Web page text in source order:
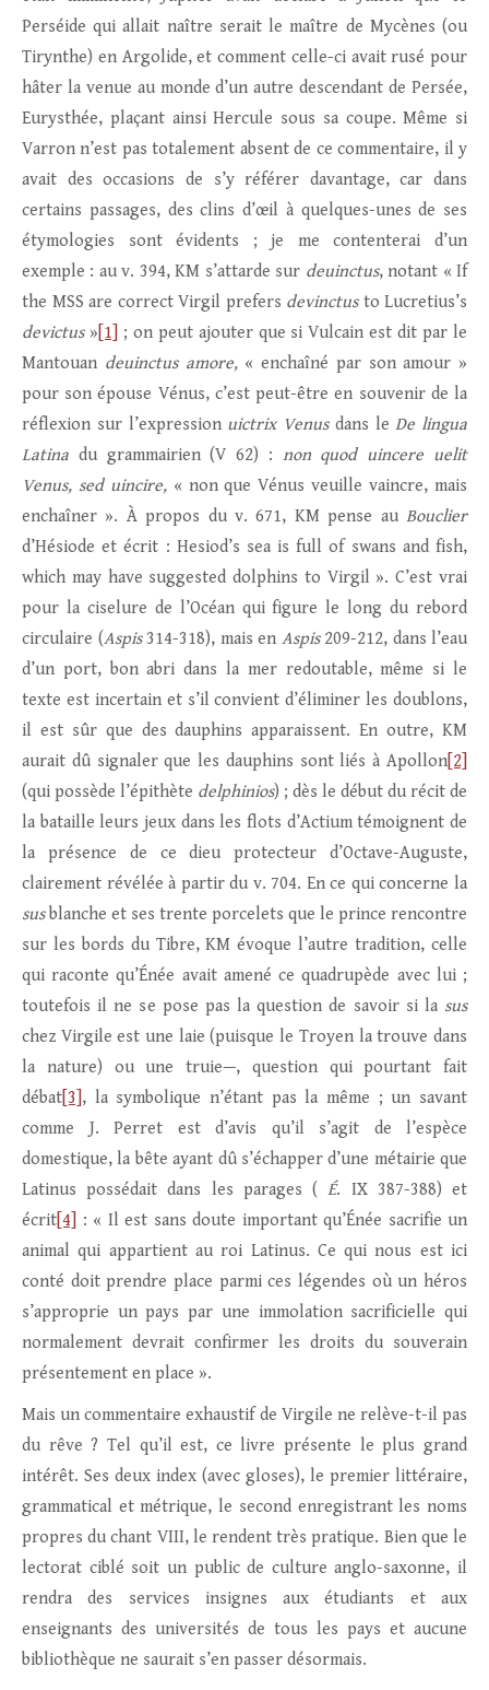
Perséide qui allait naître serait le maître de Mycènes (ou
Tirynthe) en Argolide, et comment celle-ci avait rusé pour
hâter la venue au monde d’un autre descendant de Persée,
Eurysthée, plaçant ainsi Hercule sous sa coupe. Même si
Varron n’est pas totalement absent de ce commentaire, il y
avait des occasions de s’y référer davantage, car dans
certains passages, des clins d’œil à quelques-unes de ses
étymologies sont évidents ; je me contenterai d’un
exemple : au v. 394, KM s’attarde sur deuinctus, notant « If
the MSS are correct Virgil prefers devinctus to Lucretius’s
devictus » [1]
; on peut ajouter que si Vulcain est dit par le
Mantouan deuinctus amore, « enchaîné par son amour »
pour son épouse Vénus, c’est peut-être en souvenir de la
réflexion sur l’expression uictrix Venus dans leDe lingua
Latina du grammairien (V 62) : non quod uincere uelit
Venus, sed uincire, « non que Vénus veuille vaincre, mais
enchaîner ». À propos du v. 671, KM pense au Bouclier
d’Hésiode et écrit : Hesiod’s sea is full of swans and fish,
which may have suggested dolphins to Virgil ». C’est vrai
pour la ciselure de l’Océan qui figure le long du rebord
circulaire (Aspis314-318), mais en Aspis209-212, dans l’eau
d’un port, bon abri dans la mer redoutable, même si le
texte est incertain et s’il convient d’éliminer les doublons,
il est sûr que des dauphins apparaissent. En outre, KM
aurait dû signaler que les dauphins sont liés à Apollon [2]
(qui possède l’épithète delphinios) ; dès le début du récit de
la bataille leurs jeux dans les flots d’Actium témoignent de
la présence de ce dieu protecteur d’Octave-Auguste,
clairement révélée à partir du v. 704. En ce qui concerne la
susblanche et ses trente porcelets que le prince rencontre
sur les bords du Tibre, KM évoque l’autre tradition, celle
qui raconte qu’Énée avait amené ce quadrupède avec lui ;
toutefois il ne se pose pas la question de savoir si la sus
chez Virgile est une laie (puisque le Troyen la trouve dans
la nature) ou une truie—, question qui pourtant fait
débat [3] , la symbolique n’étant pas la même ; un savant
comme J. Perret est d’avis qu’il s’agit de l’espèce
domestique, la bête ayant dû s’échapper d’une métairie que
Latinus possédait dans les parages ( É. IX 387-388) et
écrit [4]
: « Il est sans doute important qu’Énée sacrifie un
animal qui appartient au roi Latinus. Ce qui nous est ici
conté doit prendre place parmi ces légendes où un héros
s’approprie un pays par une immolation sacrificielle qui
normalement devrait confirmer les droits du souverain
présentement en place ».
Mais un commentaire exhaustif de Virgile ne relève-t-il pas
du rêve ? Tel qu’il est, ce livre présente le plus grand
intérêt. Ses deux index (avec gloses), le premier littéraire,
grammatical et métrique, le second enregistrant les noms
propres du chant VIII, le rendent très pratique. Bien que le
lectorat ciblé soit un public de culture anglo-saxonne, il
rendra des services insignes aux étudiants et aux
enseignants des universités de tous les pays et aucune
bibliothèque ne saurait s’en passer désormais.